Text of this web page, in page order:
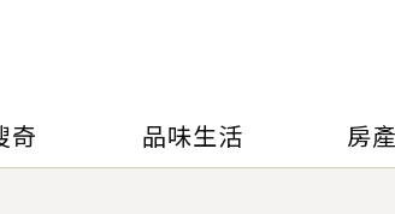
奇 品味生活 房